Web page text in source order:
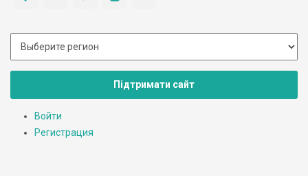
Підтримати сайт
Войти
Регистрация